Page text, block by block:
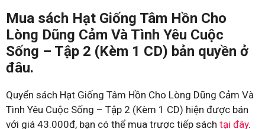
Mua sách Hạt Giống Tâm Hồn Cho
Lòng Dũng Cảm Và Tình Yêu Cuộc
Sống – Tập 2 (Kèm 1 CD) bản quyền ở
đâu.
Quyển sách Hạt Giống Tâm Hồn Cho Lòng Dũng Cảm Và
Tình Yêu Cuộc Sống – Tập 2 (Kèm 1 CD) hiện được bán
với giá 43.000đ, bạn có thể mua trược tiếp sách tại đây.